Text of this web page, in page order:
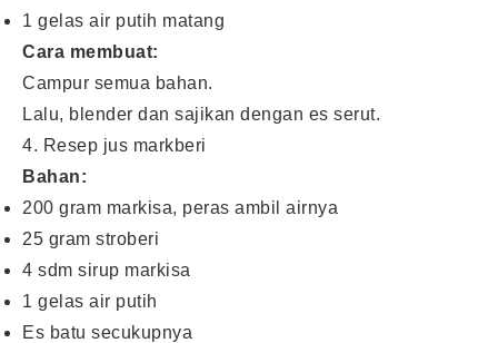
1 gelas air putih matang
Cara membuat:
Campur semua bahan.
Lalu, blender dan sajikan dengan es serut.
4. Resep jus markberi
Bahan:
200 gram markisa, peras ambil airnya
25 gram stroberi
4 sdm sirup markisa
1 gelas air putih
Es batu secukupnya